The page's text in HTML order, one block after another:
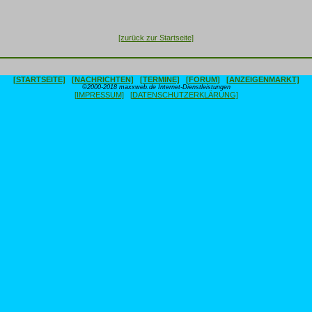
[zurück zur Startseite]
[STARTSEITE] [NACHRICHTEN] [TERMINE] [FORUM] [ANZEIGENMARKT]
©2000-2018 maxxweb.de Internet-Dienstleistungen
[IMPRESSUM] [DATENSCHUTZERKLÄRUNG]